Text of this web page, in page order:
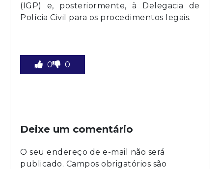
(IGP) e, posteriormente, à Delegacia de
Polícia Civil para os procedimentos legais.
0 0
Deixe um comentário
O seu endereço de e-mail não será
publicado. Campos obrigatórios são